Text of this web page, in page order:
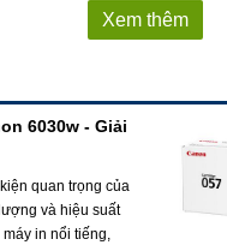
Xem thêm
6030w - Giải
quan trọng của
và hiệu suất
in nổi tiếng,